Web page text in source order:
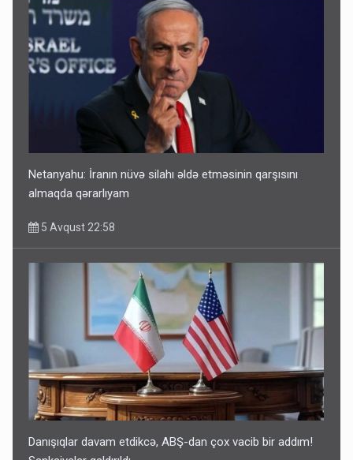
Netanyahu: İranın nüvə silahı əldə etməsinin qarşısını
almaqda qərarlıyam
5 Avqust 22:58
Danışıqlar davam etdikcə, ABŞ-dan çox vacib bir addım!